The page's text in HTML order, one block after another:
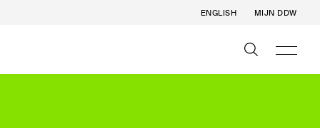
ENGLISH MIJN DDW